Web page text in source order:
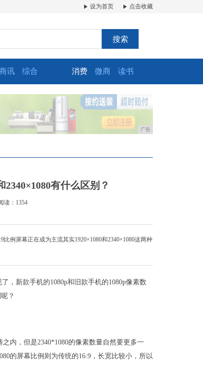
设为首页 点击收藏
搜索
讯 综合 消费 微商 读书
广告
2340×1080有什么区别？
读：1354
例屏幕正在成为主流其实1920×1080和2340×1080这两种
，新款手机的1080p和旧款手机的1080p像素数
？
之内，但是2340*1080的像素数量自然要更多一
的屏幕比例则为传统的16:9，长宽比较小，所以